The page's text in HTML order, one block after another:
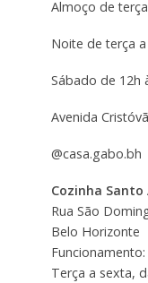
Almoço de
Noite de terça
Sábado de 12h
Avenida
@casa.gabo.bh
Cozinha
Rua São
Belo Horizonte
Funcionamento:
Terça a sexta,